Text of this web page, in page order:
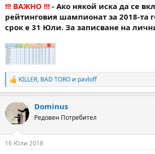
!!! ВАЖНО !!! - Ако някой иска да се
рейтинговия шампионат за 2018-та
срок е 31 Юли. За записване на
R
e
c
i
s
KILLER, BAD TORO и pavloff
Dominus
Редовен Потребител
16 Юли 2018